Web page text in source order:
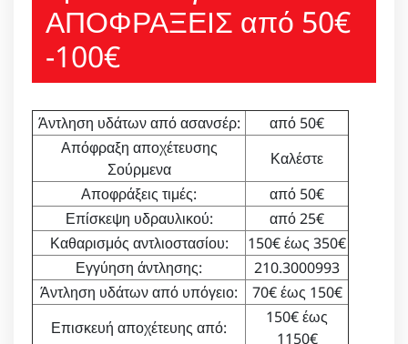
ΑΠΟΦΡΑΞΕΙΣ από 50€
-100€
Άντληση υδάτων από ασανσέρ:
από 50€
Απόφραξη αποχέτευσης
Σούρμενα
Καλέστε
Αποφράξεις τιμές:
από 50€
Επίσκεψη υδραυλικού:
από 25€
Καθαρισμός αντλιοστασίου:
150€ έως 350€
Εγγύηση άντλησης:
210.3000993
Άντληση υδάτων από υπόγειο:
70€ έως 150€
Επισκευή αποχέτευης από:
150€ έως
1150€